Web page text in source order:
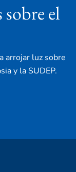
el
arrojar luz sobre
y la SUDEP.